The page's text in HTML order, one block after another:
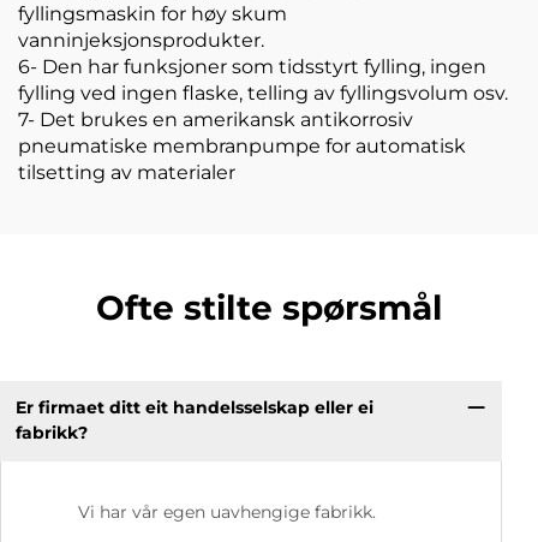
fyllingsmaskin for høy skum
vanninjeksjonsprodukter.
6- Den har funksjoner som tidsstyrt fylling, ingen
fylling ved ingen flaske, telling av fyllingsvolum osv.
7- Det brukes en amerikansk antikorrosiv
pneumatiske membranpumpe for automatisk
tilsetting av materialer
Ofte stilte spørsmål
Er firmaet ditt eit handelsselskap eller ei
fabrikk?
Vi har vår egen uavhengige fabrikk.